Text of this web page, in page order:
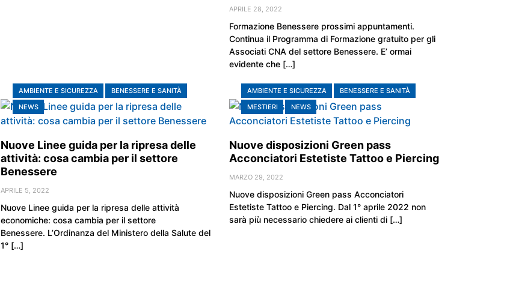
APRILE 28, 2022
Formazione Benessere prossimi appuntamenti.
Continua il Programma di Formazione gratuito per gli
Associati CNA del settore Benessere. E’ ormai
evidente che […]
AMBIENTE E SICUREZZA
BENESSERE E SANITÀ
NEWS
Nuove Linee guida per la ripresa delle
attività: cosa cambia per il settore
Benessere
APRILE 5, 2022
Nuove Linee guida per la ripresa delle attività
economiche: cosa cambia per il settore
Benessere. L’Ordinanza del Ministero della Salute del
1° […]
AMBIENTE E SICUREZZA
BENESSERE E SANITÀ
MESTIERI
NEWS
Nuove disposizioni Green pass
Acconciatori Estetiste Tattoo e Piercing
MARZO 29, 2022
Nuove disposizioni Green pass Acconciatori
Estetiste Tattoo e Piercing. Dal 1° aprile 2022 non
sarà più necessario chiedere ai clienti di […]